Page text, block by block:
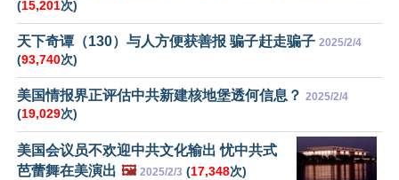
(15,201次)
天下奇谭（130）与人方便获善报 骗子赶走骗子 2025/2/4
(93,740次)
美国情报界正评估中共新建核地堡透何信息？ 2025/2/4
(19,029次)
美国会议员不欢迎中共文化输出 忧中共式
芭蕾舞在美演出 🖼️ 2025/2/3 (17,348次)